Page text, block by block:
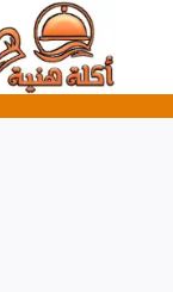
المحتوى